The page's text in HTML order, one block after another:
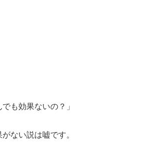
でも効果ないの？」
ない説は嘘です。